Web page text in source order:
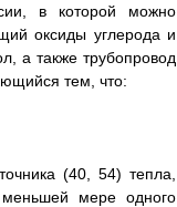
в которой можно
оксиды углерода и
а также трубопровод
тем, что:
(40, 54) тепла,
мере одного